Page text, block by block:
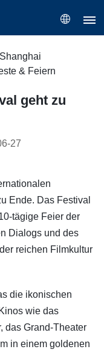
& Feiern
geht zu
27
Ende. Das Festival
tägige Feier der
Dialogs und des
reichen Filmkultur
die ikonischen
wie das
das Grand-Theater
in einem goldenen